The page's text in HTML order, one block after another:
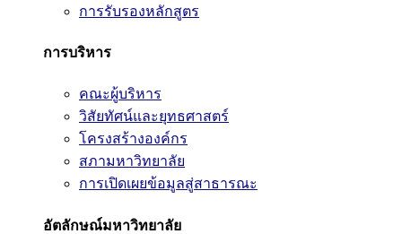
การรับรองหลักสูตร
การบริหาร
คณะผู้บริหาร
วิสัยทัศน์และยุทธศาสตร์
โครงสร้างองค์กร
สภามหาวิทยาลัย
การเปิดเผยข้อมูลสู่สาธารณะ
อัตลักษณ์มหาวิทยาลัย